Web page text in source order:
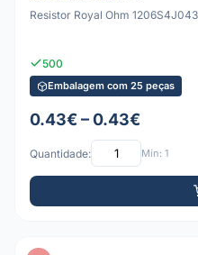
Resistor Royal Ohm
500
Embalagem com 25 peças
0.43€ – 0.43€
Quantidade: Mín: 1